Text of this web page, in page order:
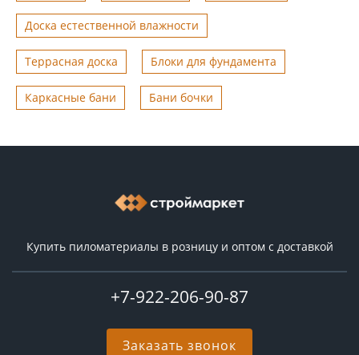
Доска естественной влажности
Террасная доска Блоки для фундамента
Каркасные бани Бани бочки
Купить пиломатериалы в розницу и оптом с доставкой
+7-922-206-90-87
Заказать звонок